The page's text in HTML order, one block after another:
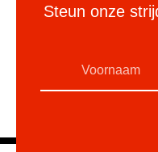
Steun onze